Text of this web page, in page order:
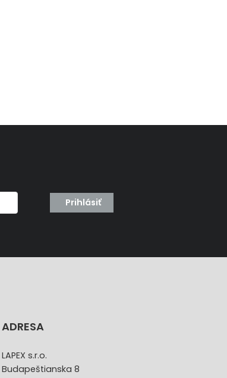
Prihlásiť
ADRESA
LAPEX s.r.o.
Budapeštianska 8